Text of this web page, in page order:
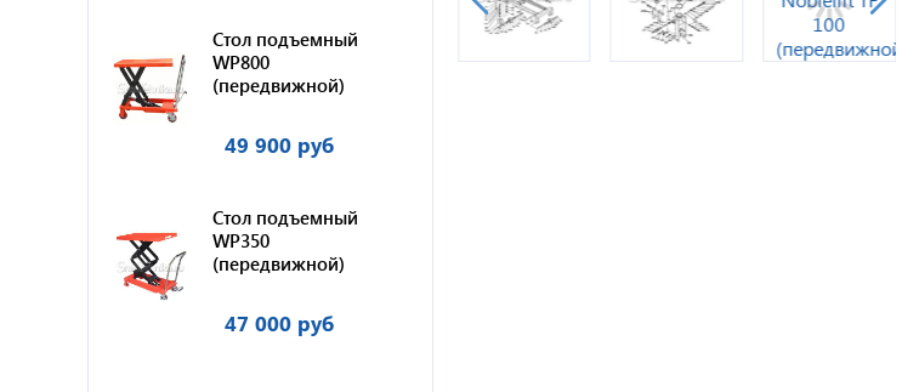
Стол подъемный
WP800
(передвижной)
49 900 руб
Стол подъемный
WP350
(передвижной)
47 000 руб